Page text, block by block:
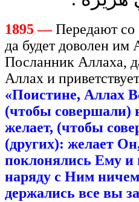
1895 —Передают со
да будет доволен им
Посланник Аллаха,
Аллах и
«Поистине, Аллах
(чтобы совершали)
желает, (чтобы
(других): желает
поклонялись Ему и
наряду с Ним
держались все вы